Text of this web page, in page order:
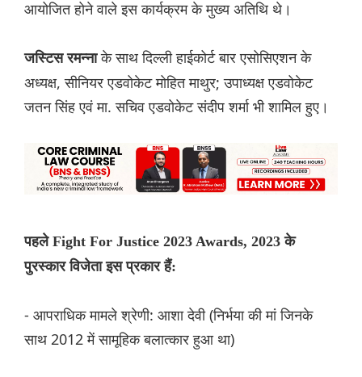
आयोजित होने वाले इस कार्यक्रम के मुख्य अतिथि थे।
जस्टिस रमन्नाके साथ दिल्ली हाईकोर्ट बार एसोसिएशन के
अध्यक्ष, सीनियर एडवोकेट मोहित माथुर; उपाध्यक्ष एडवोकेट
जतन सिंह एवं मा. सचिव एडवोकेट संदीप शर्मा भी शामिल हुए।
पहले Fight For Justice 2023 Awards, 2023 के
पुरस्कार विजेता इस प्रकार हैं:
- आपराधिक मामले श्रेणी: आशा देवी (निर्भया की मां जिनके
साथ 2012 में सामूहिक बलात्कार हुआ था)